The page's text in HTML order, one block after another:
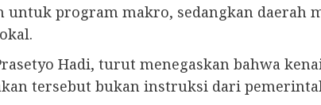
untuk program makro, sedangkan daerah
Hadi, turut menegaskan bahwa
tersebut bukan instruksi dari